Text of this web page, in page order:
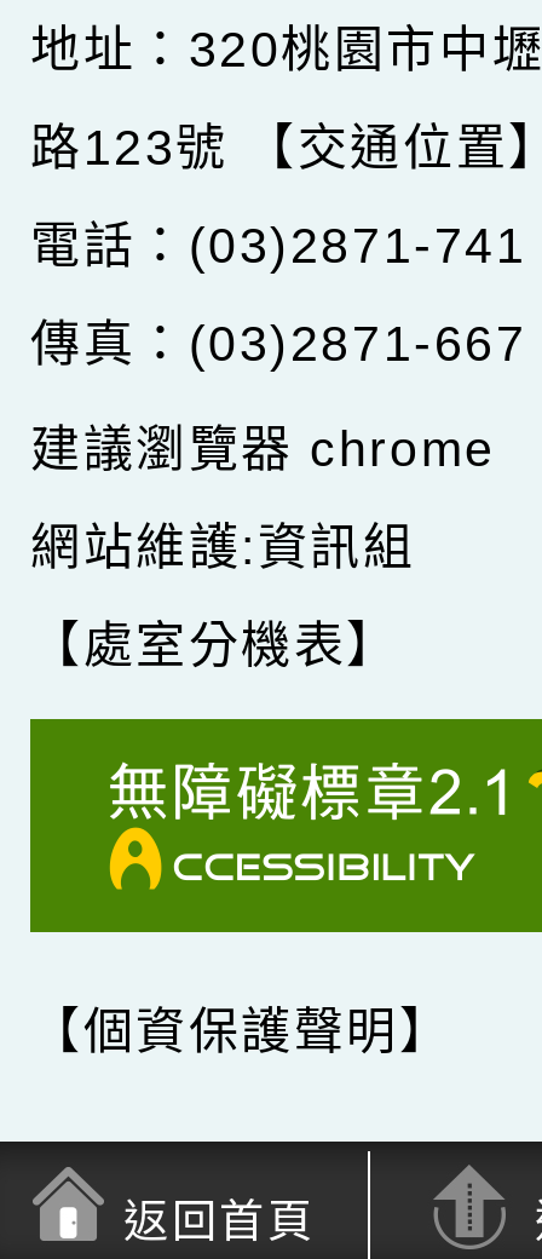
地址：320桃園市中
路123號
【交通位置
電話：(03)2871-741
傳真：(03)2871-667
建議瀏覽器 chrome
網站維護:資訊組
【處室分機表】
【個資保護聲明】
返回首頁